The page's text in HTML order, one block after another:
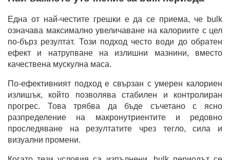
Една от най-честите грешки е да се приема, че bulk
означава максимално увеличаване на калориите с цел
по-бърз резултат. Този подход често води до обратен
ефект и натрупване на излишни мазнини, вместо
качествена мускулна маса.
По-ефективният подход е свързан с умерен калориен
излишък, който позволява стабилен и контролиран
прогрес. Това трябва да бъде съчетано с ясно
разпределение на макронутриентите и редовно
проследяване на резултатите чрез тегло, сила и
визуални промени.